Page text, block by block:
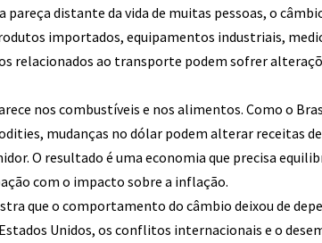
pareça distante da vida de muitas pessoas, o
importados, equipamentos industriais,
relacionados ao transporte podem sofrer
nos combustíveis e nos alimentos. Como o
mudanças no dólar podem alterar receitas
O resultado é uma economia que precisa
com o impacto sobre a inflação.
que o comportamento do câmbio deixou de
Unidos, os conflitos internacionais e o